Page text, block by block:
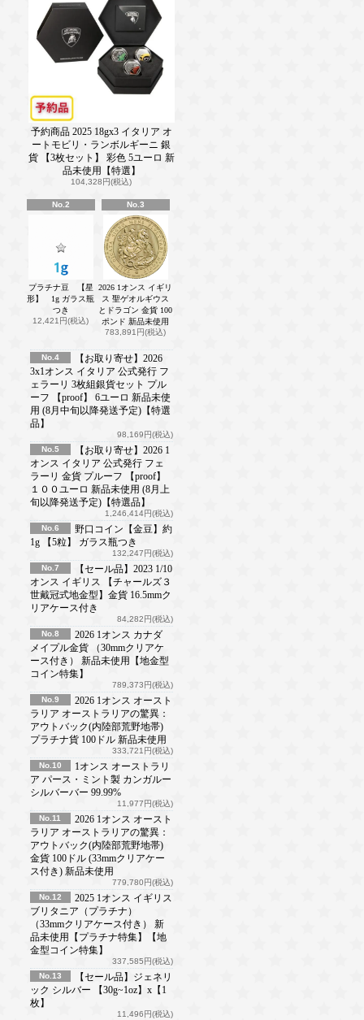
予約商品 2025 18gx3 イタリア オ
ートモビリ・ランボルギーニ 銀
貨 【3枚セット】 彩色 5ユーロ 新
品未使用【特選】
104,328円(税込)
No.2
プラチナ豆 【星
形】 1g ガラス瓶
つき
12,421円(税込)
No.3
2026 1オンス イギリ
ス 聖ゲオルギウス
とドラゴン 金貨 100
ポンド 新品未使用
783,891円(税込)
No.4
【お取り寄せ】2026
3x1オンス イタリア 公式発行 フ
ェラーリ 3枚組銀貨セット プル
ーフ 【proof】 6ユーロ 新品未使
用 (8月中旬以降発送予定)【特選
品】
98,169円(税込)
No.5
【お取り寄せ】2026 1
オンス イタリア 公式発行 フェ
ラーリ 金貨 プルーフ 【proof】
１００ユーロ 新品未使用 (8月上
旬以降発送予定)【特選品】
1,246,414円(税込)
No.6
野口コイン【金豆】約
1g 【5粒】 ガラス瓶つき
132,247円(税込)
No.7
【セール品】2023 1/10
オンス イギリス 【チャールズ３
世戴冠式地金型】金貨 16.5mmク
リアケース付き
84,282円(税込)
No.8
2026 1オンス カナダ
メイプル金貨 （30mmクリアケ
ース付き） 新品未使用【地金型
コイン特集】
789,373円(税込)
No.9
2026 1オンス オースト
ラリア オーストラリアの驚異：
アウトバック(内陸部荒野地帯)
プラチナ貨 100ドル 新品未使用
333,721円(税込)
No.10
1オンス オーストラリ
ア パース・ミント製 カンガルー
シルバーバー 99.99%
11,977円(税込)
No.11
2026 1オンス オースト
ラリア オーストラリアの驚異：
アウトバック(内陸部荒野地帯)
金貨 100ドル (33mmクリアケー
ス付き) 新品未使用
779,780円(税込)
No.12
2025 1オンス イギリス
ブリタニア（プラチナ）
（33mmクリアケース付き） 新
品未使用【プラチナ特集】【地
金型コイン特集】
337,585円(税込)
No.13
【セール品】ジェネリ
ック シルバー 【30g~1oz】x【1
枚】
11,496円(税込)